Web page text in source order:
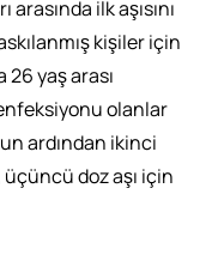
arasında ilk aşısını
kişiler için
26 yaş arası
enfeksiyonu olanlar
ardından ikinci
doz aşı için